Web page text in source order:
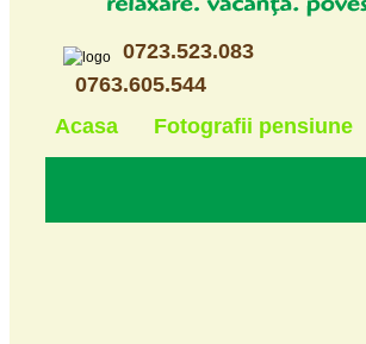
0723.523.083
0763.605.544
Acasa
Fotografii pensiune